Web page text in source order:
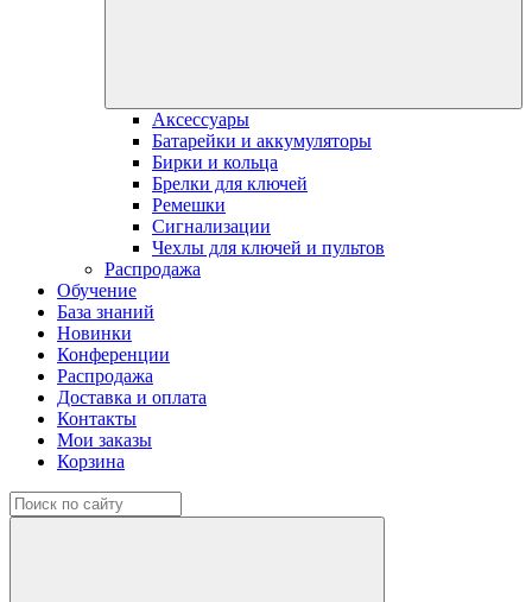
Аксессуары
Батарейки и аккумуляторы
Бирки и кольца
Брелки для ключей
Ремешки
Сигнализации
Чехлы для ключей и пультов
Распродажа
Обучение
База знаний
Новинки
Конференции
Распродажа
Доставка и оплата
Контакты
Мои заказы
Корзина